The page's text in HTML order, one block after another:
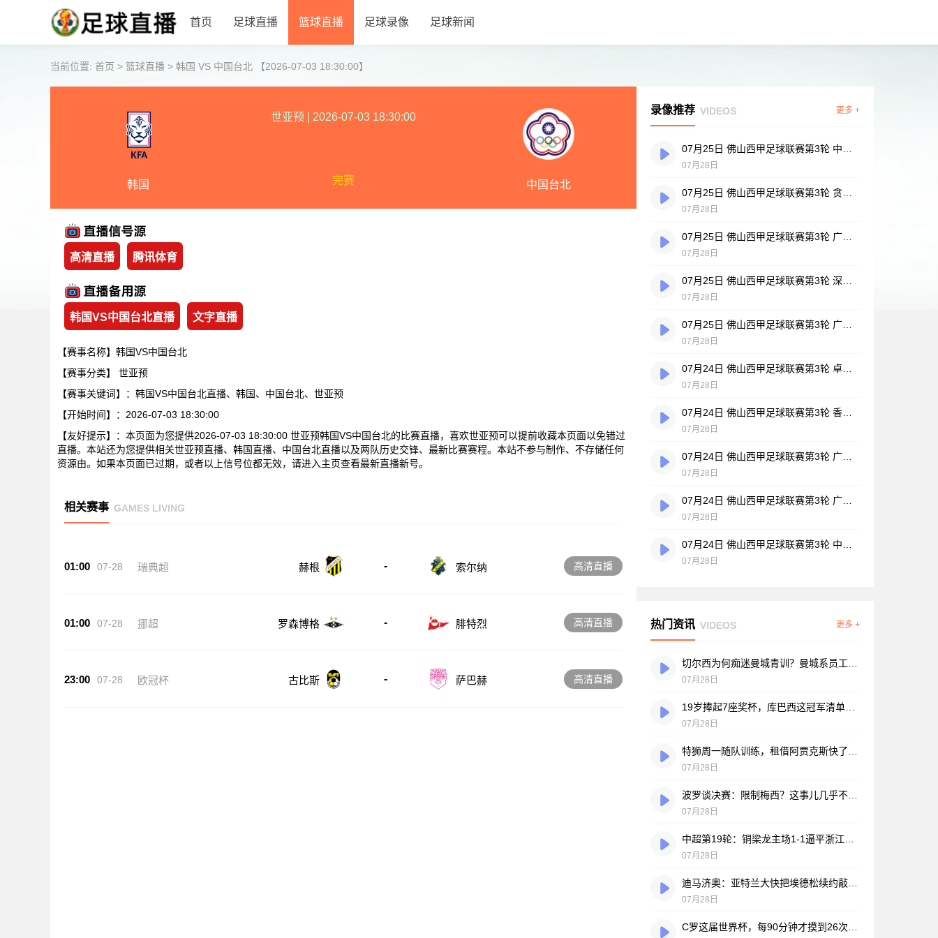
首页 足球直播 篮球直播 足球录像 足球新闻
当前位置: 首页 > 篮球直播 > 韩国 VS 中国台北 【2026-07-03 18:30:00】
韩国
世亚预 2026-07-03 18:30:00
完赛 中国台北
高清直播 腾讯体育
韩国VS中国台北直播 文字直播
【赛事名称】韩国VS中国台北
【赛事分类】 世亚预
【赛事关键词】：韩国VS中国台北直播、韩国、中国台北、世亚预
【开始时间】：2026-07-03 18:30:00
【友好提示】：本页面为您提供2026-07-03 18:30:00 世亚预韩国VS中国台北的比赛直播，喜欢世亚预可以提前收藏本页面以免错过
直播。本站还为您提供相关世亚预直播、韩国直播、中国台北直播以及两队历史交锋、最新比赛赛程。本站不参与制作、不存储任何
资源由。如果本页面已过期，或者以上信号位都无效，请进入主页查看最新直播新号。
相关赛事 GAMES LIVING
01:00 07-28 瑞典超 赫根 - 索尔纳 高清直播
01:00 07-28 挪超 罗森博格 - 腓特烈 高清直播
23:00 07-28 欧冠杯 古比斯 - 萨巴赫 高清直播
录像推荐 VIDEOS 更多 +
07月28日
07月28日
07月28日
07月28日
07月28日
07月28日
07月28日
07月28日
07月28日
07月28日
热门资讯 VIDEOS 更多 +
07月28日
07月28日
07月28日
07月28日
07月28日
07月28日